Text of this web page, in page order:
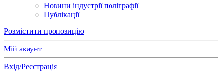
Новини індустрії поліграфії
Публікації
Розмістити пропозицію
Мій акаунт
Вхід/Реєстрація